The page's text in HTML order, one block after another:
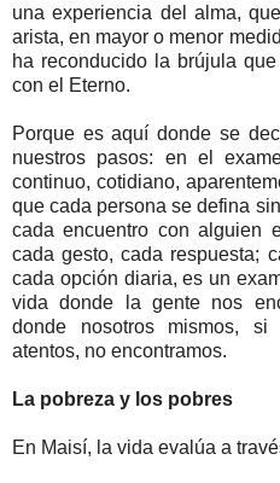
una experiencia del alma,
arista, en mayor o menor
ha reconducido la brújula
con el Eterno.
Porque es aquí donde se
nuestros pasos: en el
continuo, cotidiano,
que cada persona se defina
cada encuentro con alguien
cada gesto, cada respuesta;
cada opción diaria, es un
vida donde la gente nos
donde nosotros mismos,
atentos, no encontramos.
La pobreza y los pobres
En Maisí, la vida evalúa a